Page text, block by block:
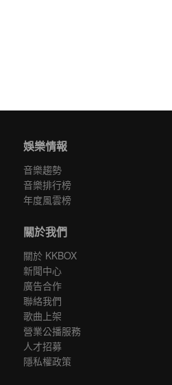
娛樂情報
音樂趨勢
音樂排行榜
年度風雲榜
關於我們
關於 KKBOX
新聞中心
廣告合作
聯絡我們
歌曲上架
營業公播服務
人才招募
隱私權政策